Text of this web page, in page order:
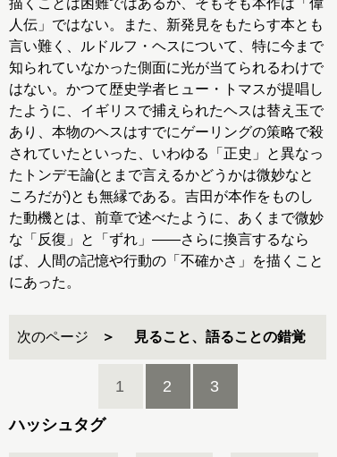
人伝」ではない。また、新発見をもたらす本とも
言い難く、ルドルフ・ヘスについて、特に今まで
知られていなかった側面に光が当てられるわけで
はない。かつて歴史学者ヒュー・トマスが提唱し
たように、イギリスで捕えられたヘスは替え玉で
あり、本物のヘスはすでにゲーリングの策略で殺
されていたといった、いわゆる「正史」と異なっ
たトンデモ論(とまで言えるかどうかは微妙なと
ころだが)とも無縁である。吉田が本作をものし
た動機とは、前章で述べたように、あくまで微妙
な「反復」と「ずれ」――さらに換言するなら
ば、人間の記憶や行動の「不確かさ」を描くこと
にあった。
次のページ 見ること、語ることの錯覚
1 2 3
ハッシュタグ